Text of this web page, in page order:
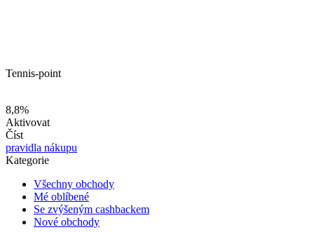
Tennis-point
8,8%
Aktivovat
Číst
pravidla nákupu
Kategorie
Všechny obchody
Mé oblíbené
Se zvýšeným cashbackem
Nové obchody